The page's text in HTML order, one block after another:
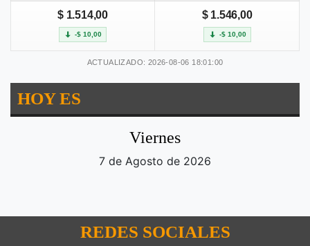
$ 1.514,00
-$ 10,00
$ 1.546,00
-$ 10,00
ACTUALIZADO: 2026-08-06 18:01:00
HOY ES
Viernes
7 de Agosto de 2026
REDES SOCIALES